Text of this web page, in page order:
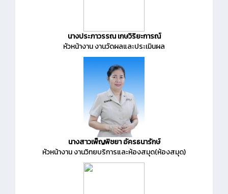
นางประภาวรรณ เกษวิริยะการณ์
หัวหน้างาน งานวัดผลและประเมินผล
นางสาวเพ็ญพิชยา อัครธนารักษ์
หัวหน้างาน งานวิทยบริการและห้องสมุด(ห้องสมุด)